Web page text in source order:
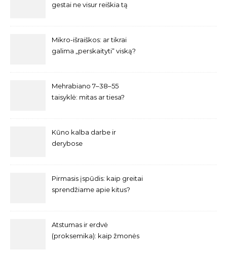
gestai ne visur reiškia tą
Mikro-išraiškos: ar tikrai
galima „perskaityti“ viską?
Mehrabiano 7–38–55
taisyklė: mitas ar tiesa?
Kūno kalba darbe ir
derybose
Pirmasis įspūdis: kaip greitai
sprendžiame apie kitus?
Atstumas ir erdvė
(proksemika): kaip žmonės